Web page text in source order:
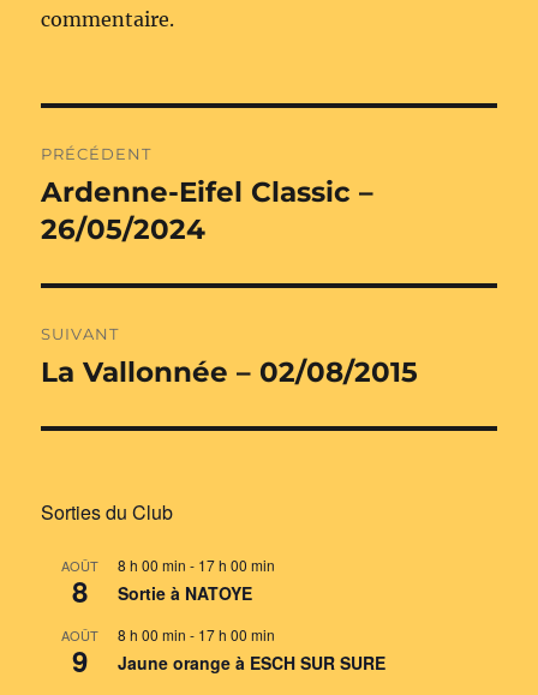
commentaire.
de
l’article
PRÉCÉDENT
Publication
précédente :
Ardenne-Eifel Classic –
26/05/2024
SUIVANT
Publication
La Vallonnée – 02/08/2015
Sorties du Club
AOÛT
8
8 h 00 min - 17 h 00 min
Sortie à NATOYE
AOÛT
9
8 h 00 min - 17 h 00 min
Jaune orange à ESCH SUR SURE